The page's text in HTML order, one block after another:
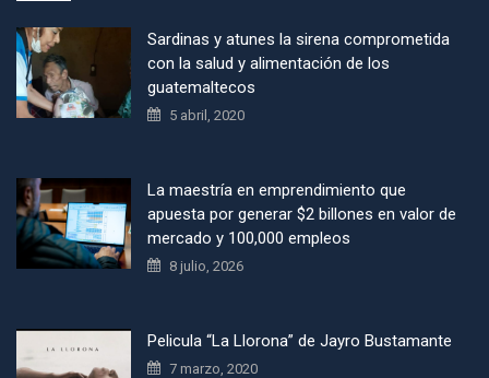
Sardinas y atunes la sirena comprometida
con la salud y alimentación de los
guatemaltecos
5 abril, 2020
La maestría en emprendimiento que
apuesta por generar $2 billones en valor de
mercado y 100,000 empleos
8 julio, 2026
Pelicula “La Llorona” de Jayro Bustamante
7 marzo, 2020